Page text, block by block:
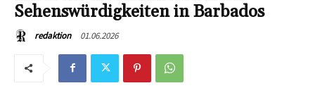
Sehenswürdigkeiten in Barbados
redaktion 01.06.2026